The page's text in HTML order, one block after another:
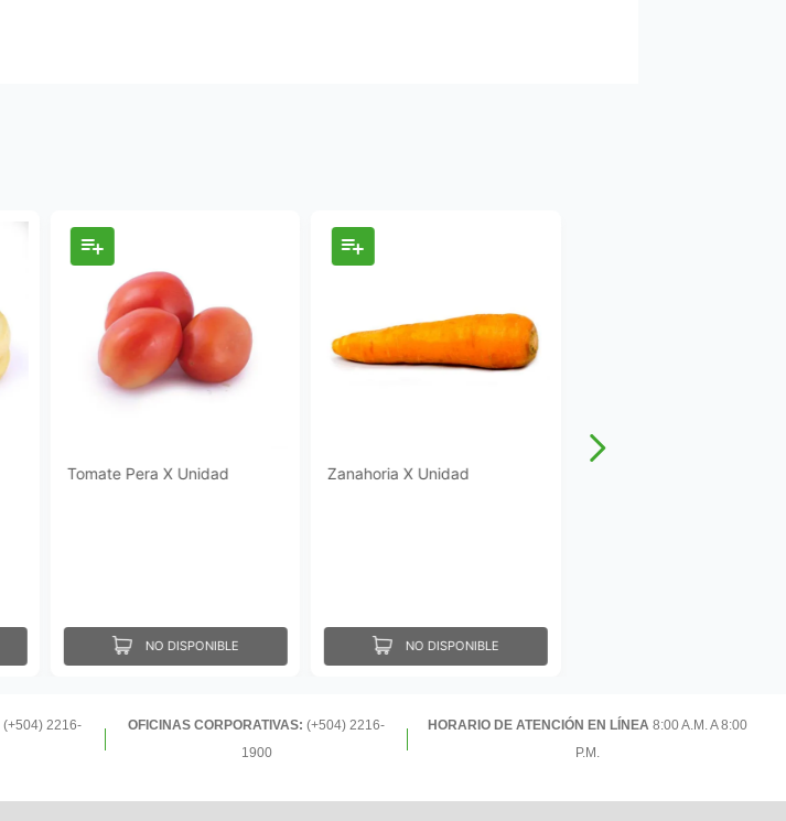
Tomate Pera X Unidad
NO DISPONIBLE
Zanahoria X Unidad
NO DISPONIBLE
(+504) 2216-
OFICINAS CORPORATIVAS: (+504) 2216-
1900
HORARIO DE ATENCIÓN EN LÍNEA 8:00 A.M. A 8:00
P.M.